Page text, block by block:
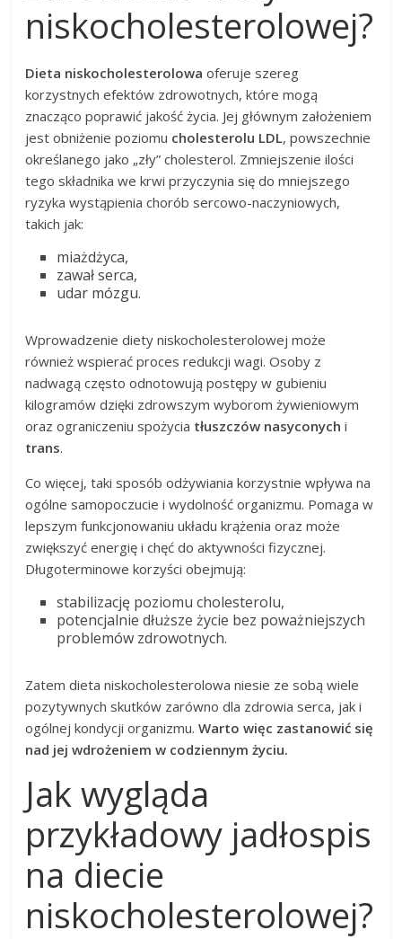
niskocholesterolowej?
Dieta niskocholesterolowa oferuje szereg
korzystnych efektów zdrowotnych, które mogą
znacząco poprawić jakość życia. Jej głównym założeniem
jest obniżenie poziomu cholesterolu LDL, powszechnie
określanego jako „zły” cholesterol. Zmniejszenie ilości
tego składnika we krwi przyczynia się do mniejszego
ryzyka wystąpienia chorób sercowo-naczyniowych,
takich jak:
miażdżyca,
zawał serca,
udar mózgu.
Wprowadzenie diety niskocholesterolowej może
również wspierać proces redukcji wagi. Osoby z
nadwagą często odnotowują postępy w gubieniu
kilogramów dzięki zdrowszym wyborom żywieniowym
oraz ograniczeniu spożycia tłuszczów nasyconych i
trans.
Co więcej, taki sposób odżywiania korzystnie wpływa na
ogólne samopoczucie i wydolność organizmu. Pomaga w
lepszym funkcjonowaniu układu krążenia oraz może
zwiększyć energię i chęć do aktywności fizycznej.
Długoterminowe korzyści obejmują:
stabilizację poziomu cholesterolu,
potencjalnie dłuższe życie bez poważniejszych
problemów zdrowotnych.
Zatem dieta niskocholesterolowa niesie ze sobą wiele
pozytywnych skutków zarówno dla zdrowia serca, jak i
ogólnej kondycji organizmu.Warto więc zastanowić się
nad jej wdrożeniem w codziennym życiu.
Jak wygląda
przykładowy jadłospis
na diecie
niskocholesterolowej?